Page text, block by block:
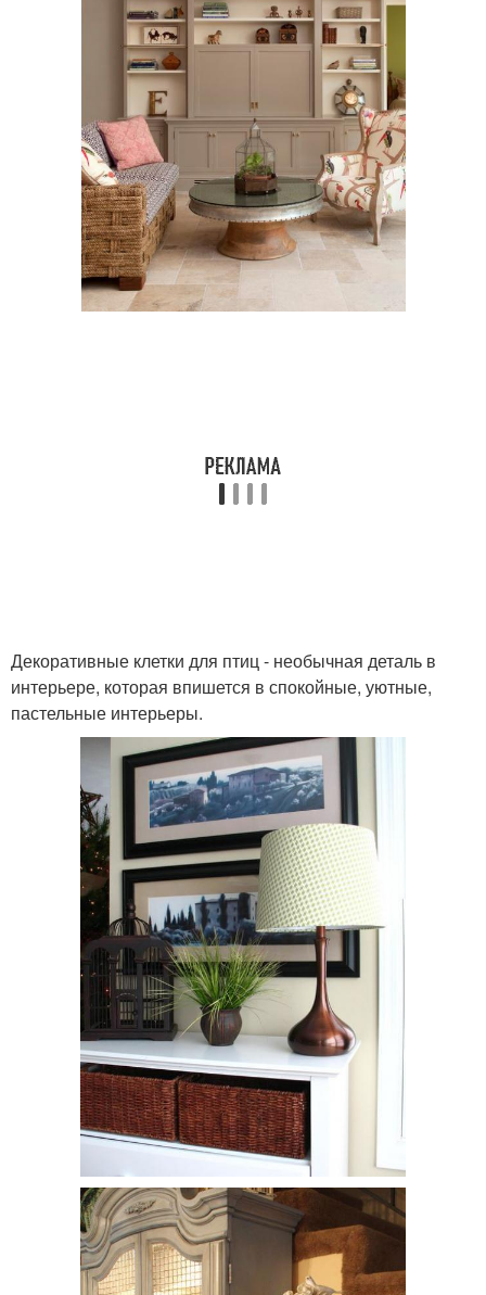
Декоративные клетки для птиц - необычная деталь в
интерьере, которая впишется в спокойные, уютные,
пастельные интерьеры.